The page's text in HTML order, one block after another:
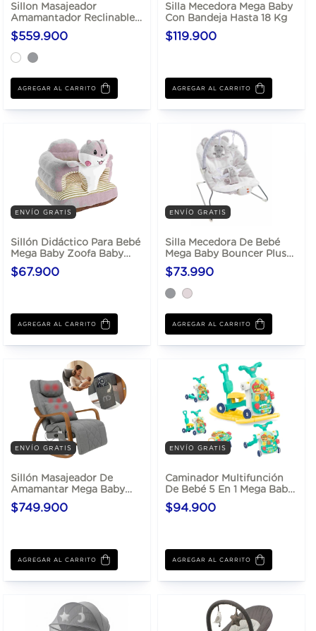
Sillon Masajeador
Amamantador Reclinable
Mega Baby Rocking AW-
300 Con Apoya Pies
Vibración y Calor
$559.900
AGREGAR AL CARRITO
Silla Mecedora Mega Baby
Con Bandeja Hasta 18 Kg
$119.900
AGREGAR AL CARRITO
ENVÍO GRATIS
Sillón Didáctico Para Bebé
Mega Baby Zoofa Baby
Desde 6 Meses
$67.900
AGREGAR AL CARRITO
ENVÍO GRATIS
Silla Mecedora De Bebé
Mega Baby Bouncer Plush
Con Música Y Vibración
$73.990
AGREGAR AL CARRITO
ENVÍO GRATIS
Sillón Masajeador De
Amamantar Mega Baby
Multi Massage Rocking 12V
con vibración y calor
$749.900
ENVÍO GRATIS
Caminador Multifunción
De Bebé 5 En 1 Mega Baby
Didáctico
$94.900